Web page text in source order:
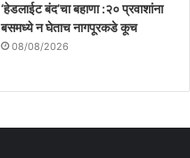
‘हेडलाईट बंद’चा बहाणा :२० प्रवाशांना
बसमध्ये न घेताच नागपूरकडे कूच
08/08/2026